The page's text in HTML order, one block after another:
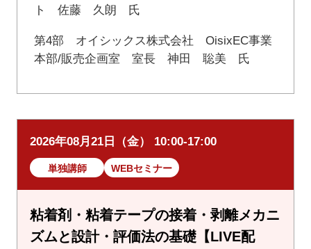
ト 佐藤 久朗 氏
第4部 オイシックス株式会社 OisixEC事業
本部/販売企画室 室長 神田 聡美 氏
2026年08月21日（金） 10:00-17:00
単独講師 WEBセミナー
粘着剤・粘着テープの接着・剥離メカニ
ズムと設計・評価法の基礎【LIVE配